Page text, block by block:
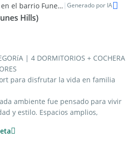
Amplio alquiler de casa en el barrio Funes Hills de Miraflores | Generado por IA
Hills)
| 4 DORMITORIOS + COCHERA
para disfrutar la vida en familia
ambiente fue pensado para vivir
y estilo. Espacios amplios,
experiencia residencial premium,